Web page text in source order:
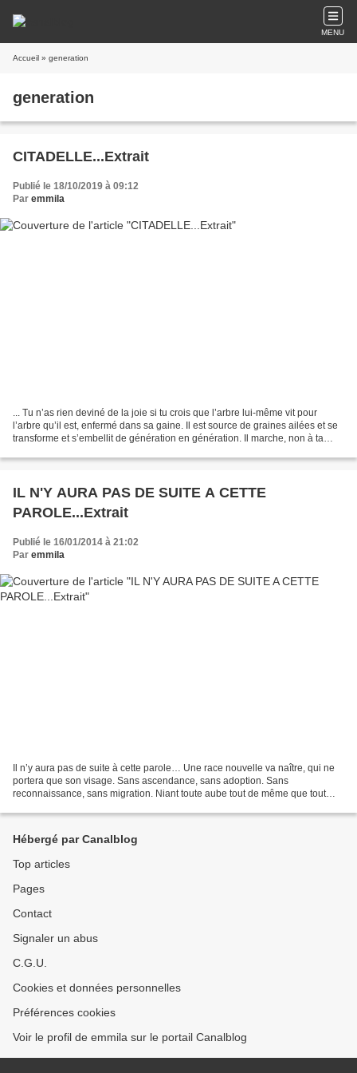
MENU
Accueil » generation
generation
CITADELLE...Extrait
Publié le 18/10/2019 à 09:12
Par emmila
... Tu n’as rien deviné de la joie si tu crois que l’arbre lui-même vit pour
l’arbre qu’il est, enfermé dans sa gaine. Il est source de graines ailées et se
transforme et s’embellit de génération en génération. Il marche, non à ta
IL N'Y AURA PAS DE SUITE A CETTE
PAROLE...Extrait
Publié le 16/01/2014 à 21:02
Par emmila
Il n’y aura pas de suite à cette parole… Une race nouvelle va naître, qui ne
portera que son visage. Sans ascendance, sans adoption. Sans
reconnaissance, sans migration. Niant toute aube tout de même que tout
Hébergé par Canalblog
Top articles
Pages
Contact
Signaler un abus
C.G.U.
Cookies et données personnelles
Préférences cookies
Voir le profil de emmila sur le portail Canalblog